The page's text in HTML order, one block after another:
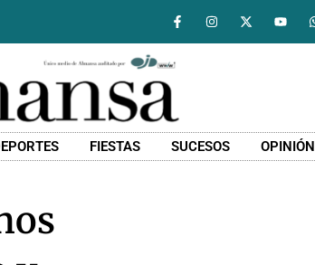
FIESTAS SUCESOS OPINIÓN